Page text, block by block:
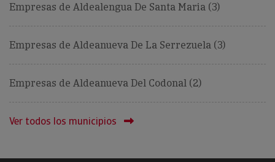
Empresas de Aldealengua De Santa Maria (3)
Empresas de Aldeanueva De La Serrezuela (3)
Empresas de Aldeanueva Del Codonal (2)
Ver todos los municipios